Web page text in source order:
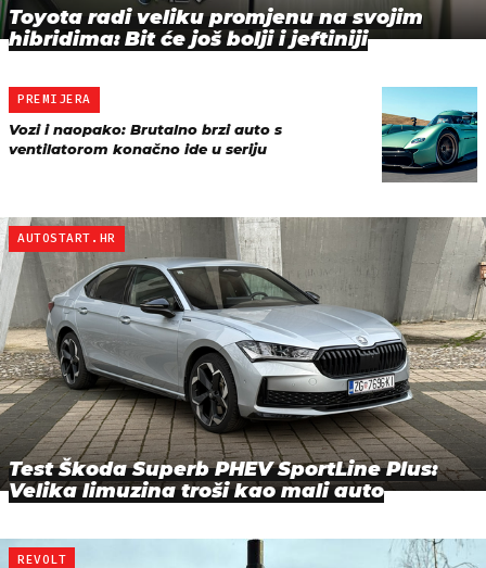
Toyota radi veliku promjenu na svojim
hibridima: Bit će još bolji i jeftiniji
PREMIJERA
Vozi i naopako: Brutalno brzi auto s
ventilatorom konačno ide u seriju
AUTOSTART.HR
Test Škoda Superb PHEV SportLine Plus:
Velika limuzina troši kao mali auto
REVOLT